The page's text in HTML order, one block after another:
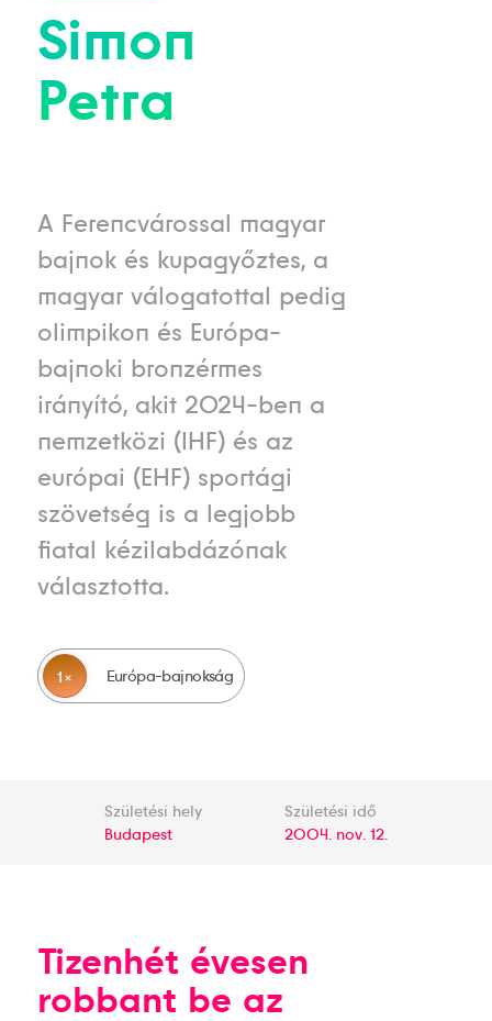
Simon
Petra
A Ferencvárossal magyar
bajnok és kupagyőztes, a
magyar válogatottal pedig
olimpikon és Európa-
bajnoki bronzérmes
irányító, akit 2024-ben a
nemzetközi (IHF) és az
európai (EHF) sportági
szövetség is a legjobb
fiatal kézilabdázónak
választotta.
1 Európa-bajnokság
Születési hely
Budapest
Születési idő
2004. nov. 12.
Tizenhét évesen
robbant be az